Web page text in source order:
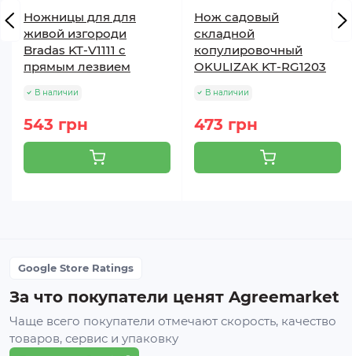
Ножницы для для
живой изгороди
Bradas KT-V1111 с
прямым лезвием
В наличии
543 грн
Нож садовый
складной
копулировочный
OKULIZAK KT-RG1203
В наличии
473 грн
Google Store Ratings
За что покупатели ценят Agreemarket
Чаще всего покупатели отмечают скорость, качество
товаров, сервис и упаковку